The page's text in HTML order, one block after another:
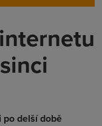
delší době